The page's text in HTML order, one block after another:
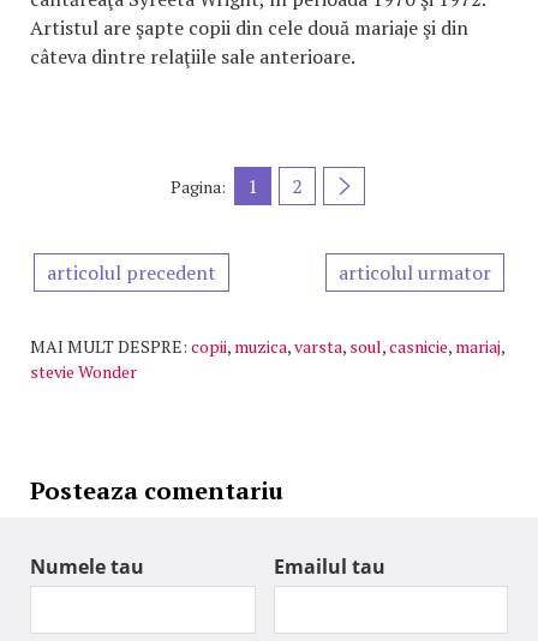
Artistul are şapte copii din cele două mariaje şi din
câteva dintre relaţiile sale anterioare.
Pagina: 1 2
articolul precedent articolul urmator
MAI MULT DESPRE: copii, muzica,varsta, soul,casnicie, mariaj,
stevie Wonder
Posteaza comentariu
Numele tau Emailul tau